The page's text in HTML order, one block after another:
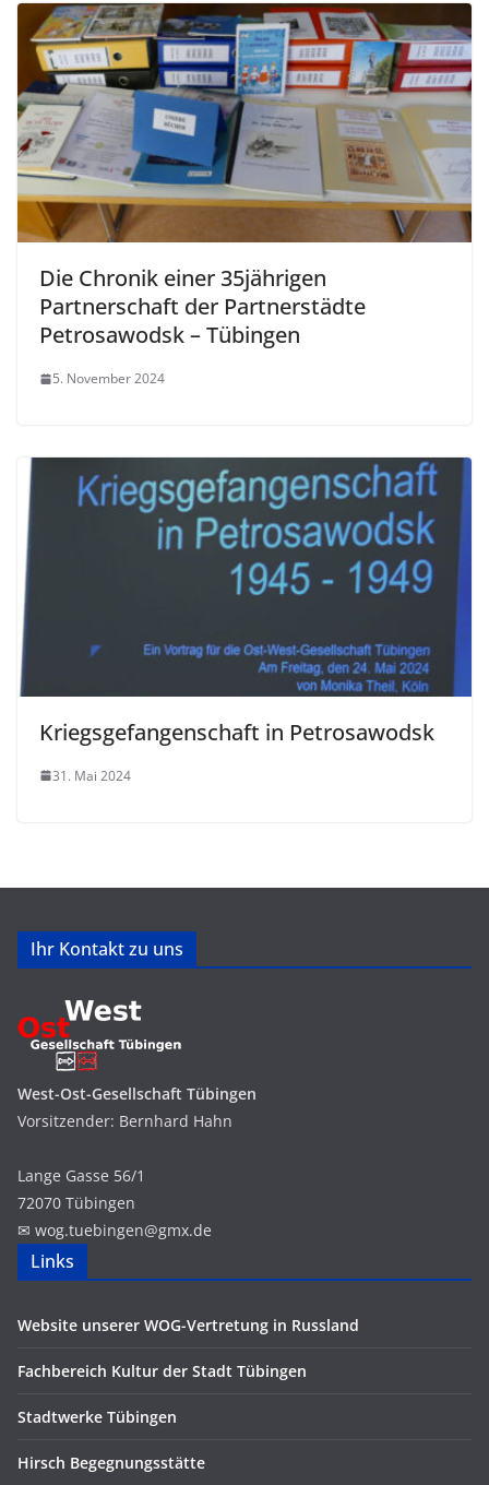
Die Chronik einer 35jährigen
Partnerschaft der Partnerstädte
Petrosawodsk – Tübingen
5. November 2024
Kriegsgefangenschaft in Petrosawodsk
31. Mai 2024
Ihr Kontakt zu uns
West-Ost-Gesellschaft Tübingen
Vorsitzender: Bernhard Hahn
Lange Gasse 56/1
72070 Tübingen
✉ wog.tuebingen@gmx.de
Links
Website unserer WOG-Vertretung in Russland
Fachbereich Kultur der Stadt Tübingen
Stadtwerke Tübingen
Hirsch Begegnungsstätte